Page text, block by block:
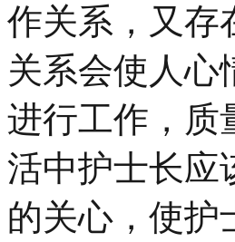
作关系，又存
关系会使人心
进行工作，质
活中护士长应
的关心，使护